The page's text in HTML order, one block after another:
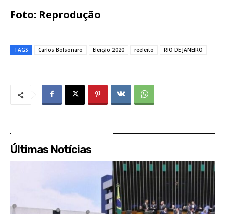
Foto: Reprodução
TAGS Carlos Bolsonaro Eleição 2020 reeleito RIO DE JANEIRO
Últimas Notícias